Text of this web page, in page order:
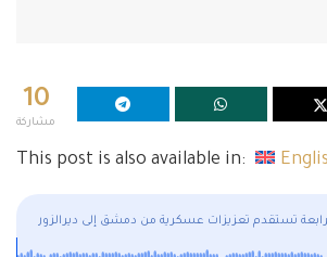
10
مشاركة
This post is also available in:
تستقدم تعزيزات عسكرية من دمشق إلى ديرالزور